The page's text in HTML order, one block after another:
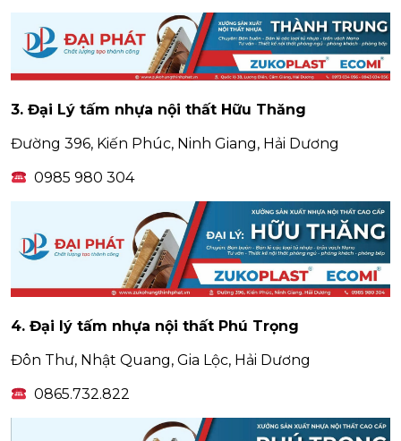
3. Đại Lý tấm nhựa nội thất Hữu Thăng
Đường 396, Kiến Phúc, Ninh Giang, Hải Dương
0985 980 304
4. Đại lý tấm nhựa nội thất Phú Trọng
Đôn Thư, Nhật Quang, Gia Lộc, Hải Dương
0865.732.822